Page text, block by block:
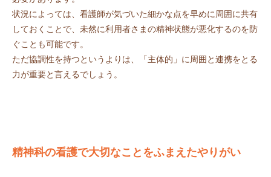
状況によっては、看護師が気づいた細かな点を早めに周囲に共有
しておくことで、未然に利用者さまの精神状態が悪化するのを防
ぐことも可能です。
ただ協調性を持つというよりは、「主体的」に周囲と連携をとる
力が重要と言えるでしょう。
精神科の看護で大切なことをふまえたやりがい